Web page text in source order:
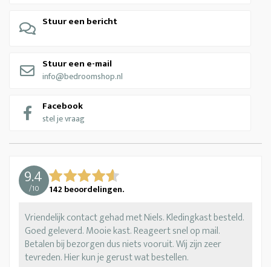
Stuur een bericht
Stuur een e-mail
info@bedroomshop.nl
Facebook
stel je vraag
9.4
/10 142 beoordelingen.
Vriendelijk contact gehad met Niels. Kledingkast besteld.
Goed geleverd. Mooie kast. Reageert snel op mail.
Betalen bij bezorgen dus niets vooruit. Wij zijn zeer
tevreden. Hier kun je gerust wat bestellen.